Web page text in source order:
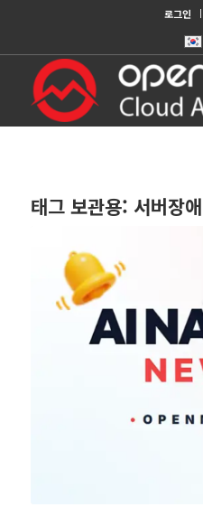
로그인
태그 보관용: 서버장애